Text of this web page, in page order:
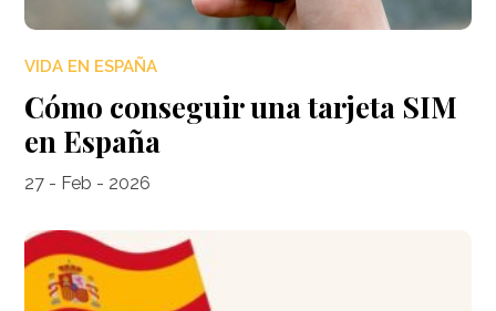
VIDA EN ESPAÑA
Cómo conseguir una tarjeta SIM
en España
27 - Feb - 2026